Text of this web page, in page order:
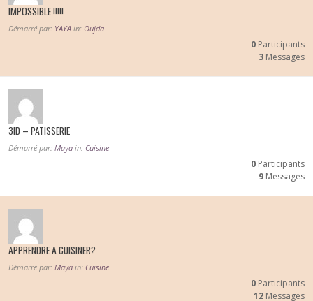
IMPOSSIBLE !!!!!
Démarré par: YAYA in: Oujda
0 Participants
3 Messages
3ID – PATISSERIE
Démarré par: Maya in: Cuisine
0 Participants
9 Messages
APPRENDRE A CUISINER?
Démarré par: Maya in: Cuisine
0 Participants
12 Messages